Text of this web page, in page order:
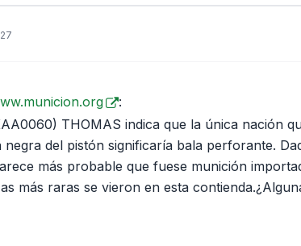
:
THOMAS indica que la única nación
del pistón significaría bala perforante.
más probable que fuese munición
más raras se vieron en esta